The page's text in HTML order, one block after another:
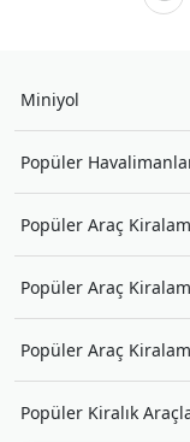
Miniyol
Popüler
Popüler Araç
Popüler Araç
Popüler Araç
Popüler Kiralık